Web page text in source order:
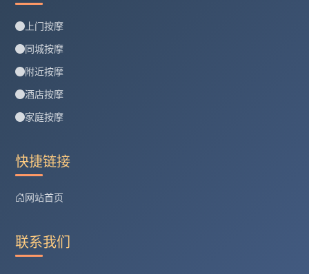
上门按摩
同城按摩
附近按摩
酒店按摩
家庭按摩
快捷链接
网站首页
联系我们